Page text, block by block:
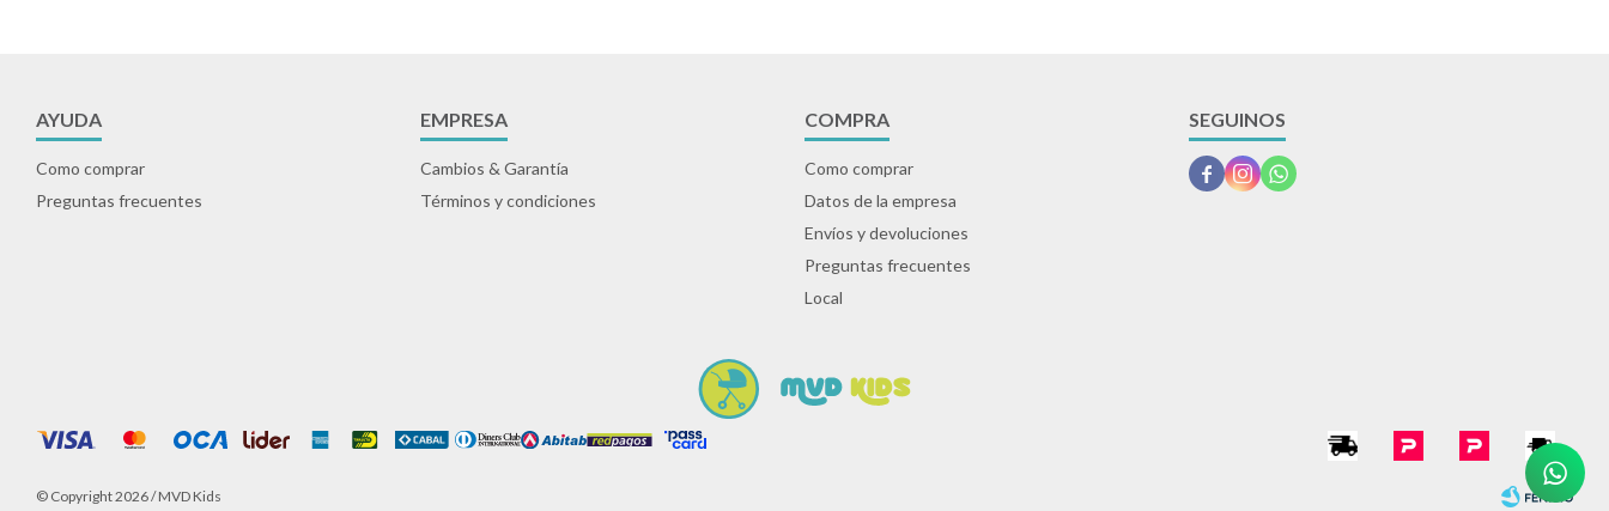
AYUDA
Como comprar
Preguntas frecuentes
EMPRESA
Cambios & Garantía
Términos y condiciones
COMPRA
Como comprar
Datos de la empresa
Envíos y devoluciones
Preguntas frecuentes
Local
SEGUINOS
  
© Copyright 2026 / MVD Kids